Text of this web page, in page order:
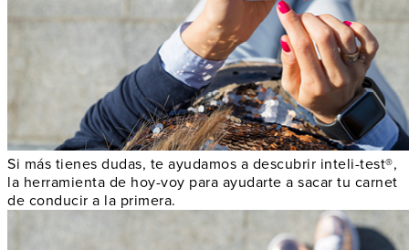
Si más tienes dudas, te ayudamos a descubrir inteli-test®,
la herramienta de hoy-voy para ayudarte a sacar tu carnet
de conducir a la primera.